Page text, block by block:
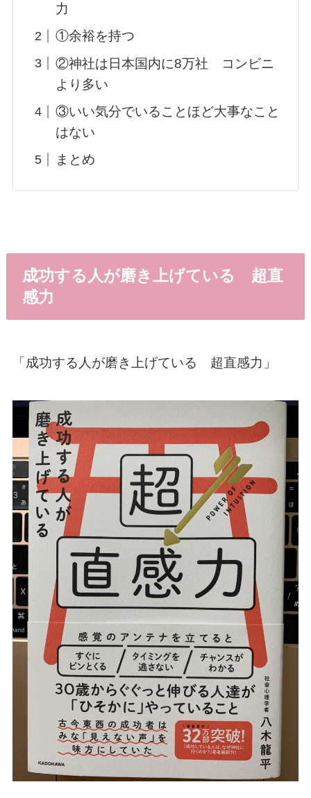
力
①余裕を持つ
②神社は日本国内に8万社 コンビニ
より多い
③いい気分でいることほど大事なこと
はない
まとめ
成功する人が磨き上げている 超直
感力
「成功する人が磨き上げている 超直感力」